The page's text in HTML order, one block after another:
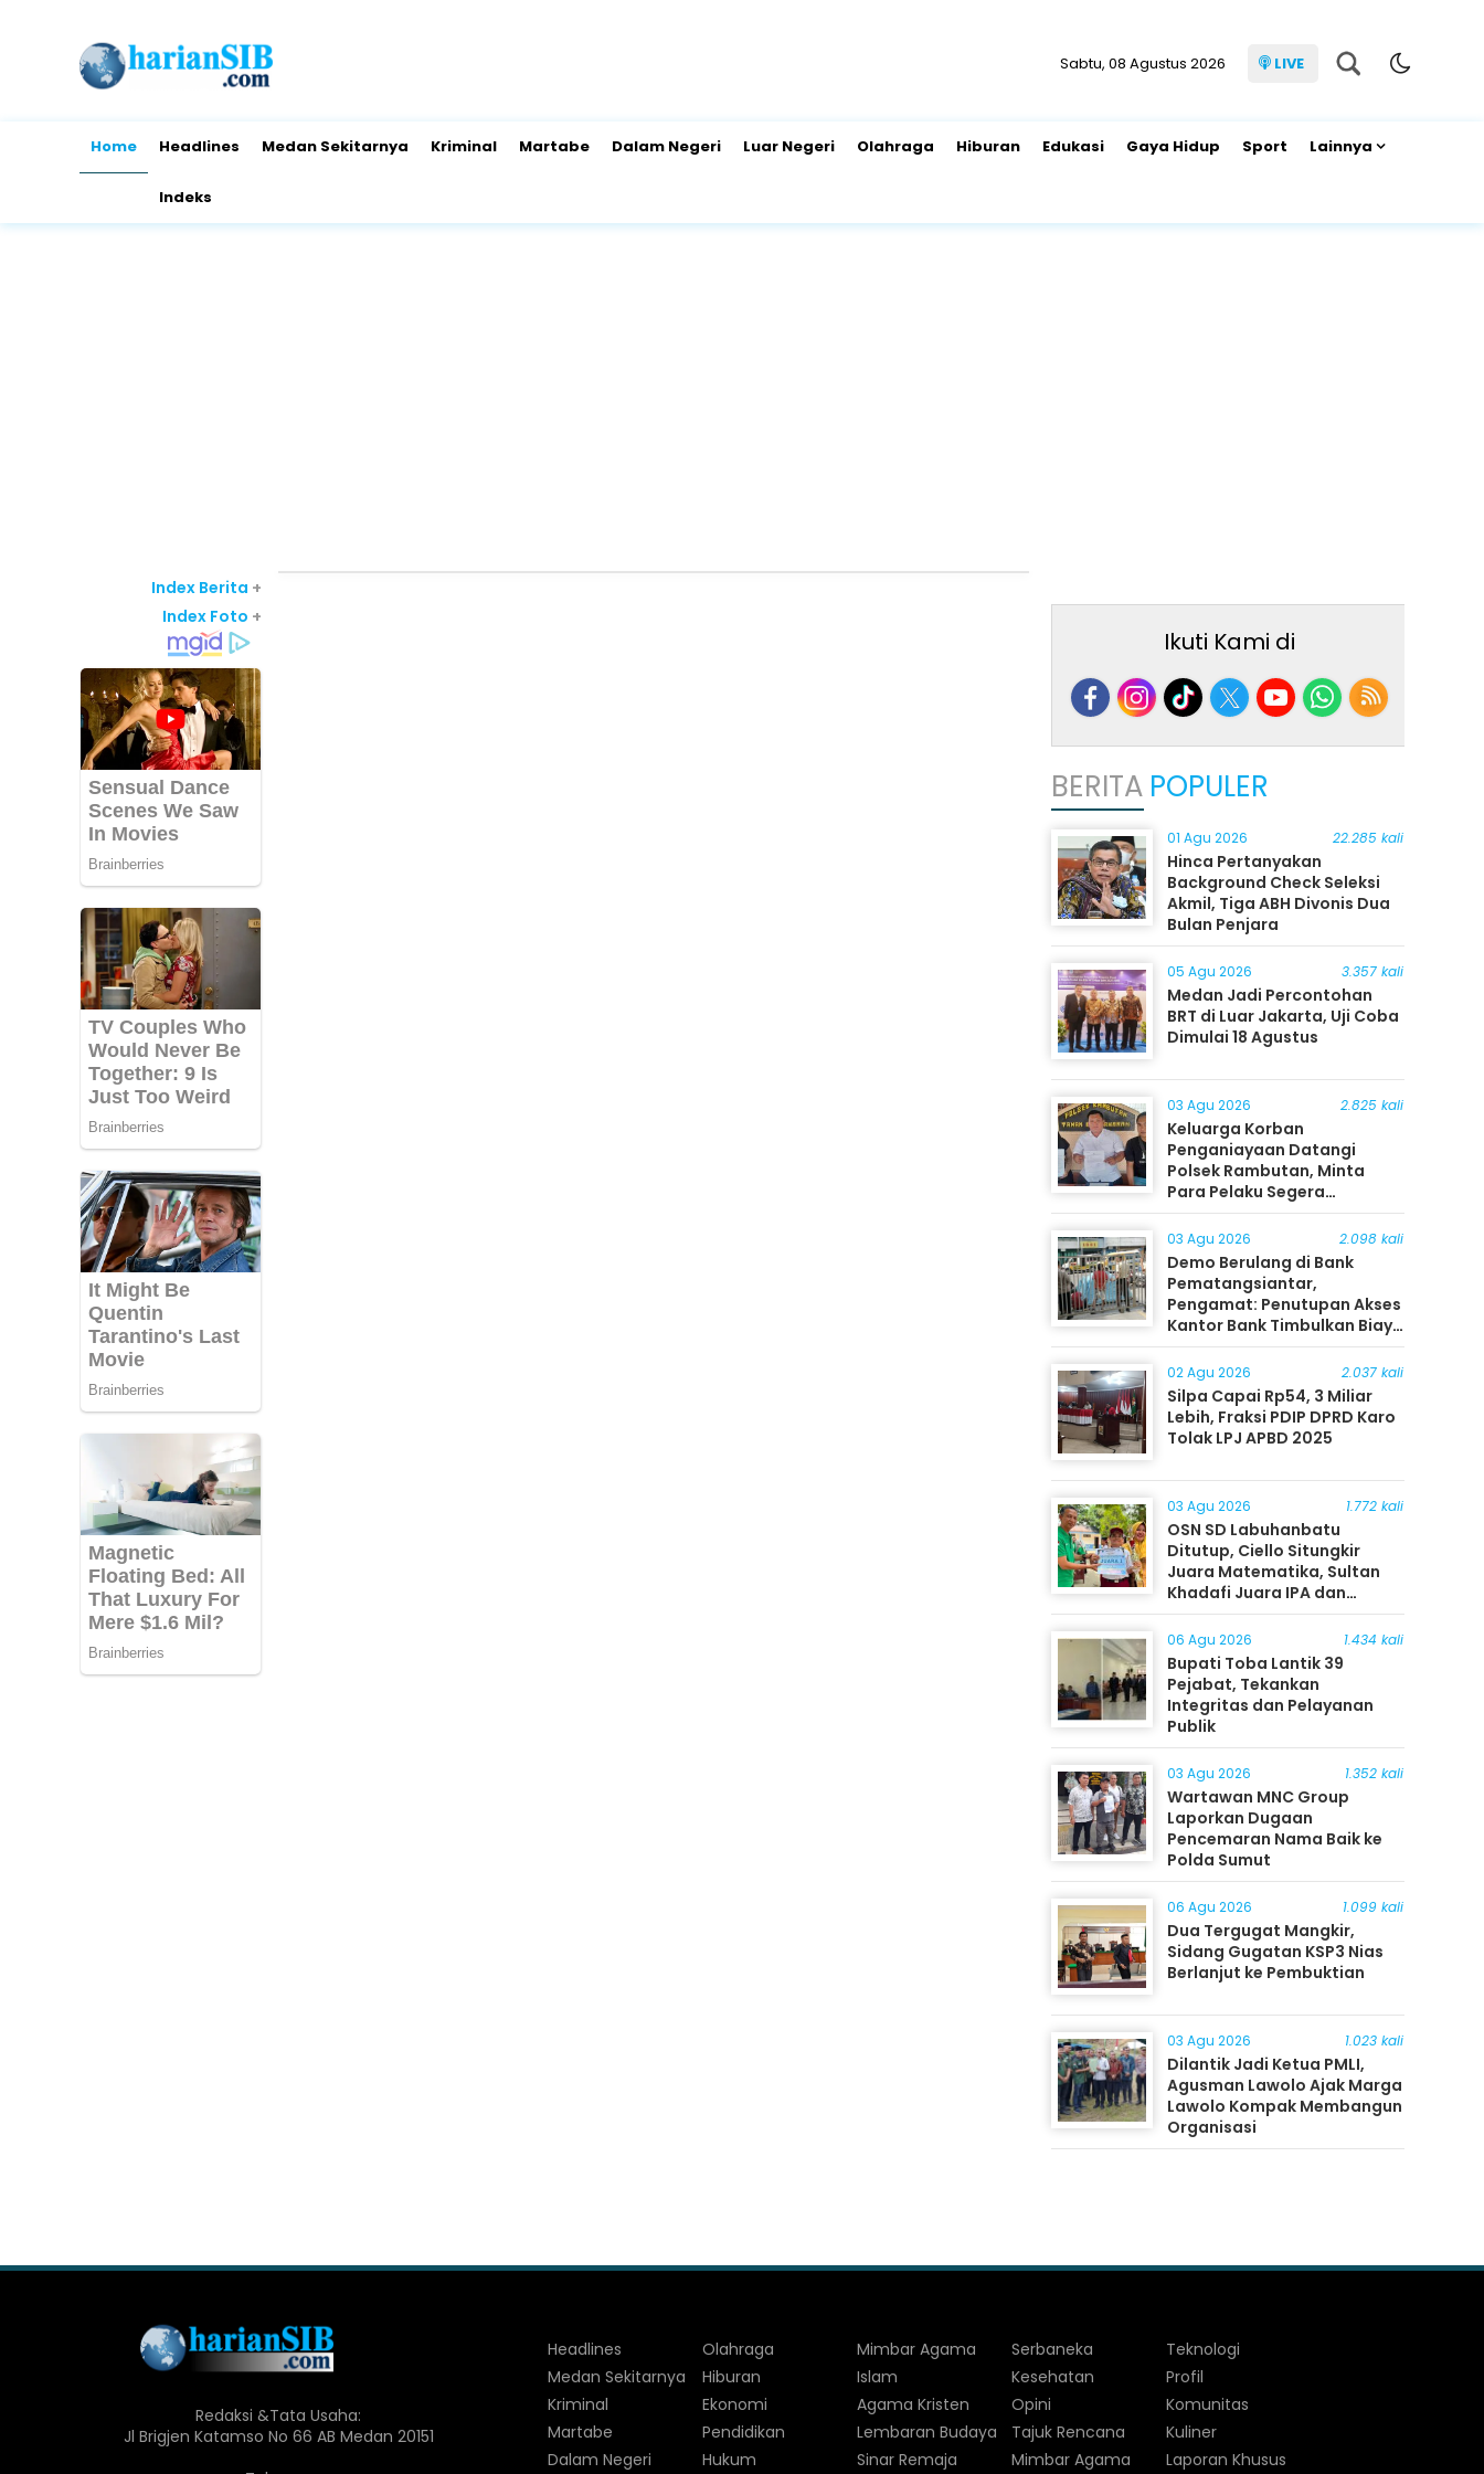
Sabtu, 08 Agustus 2026 LIVE
Home Headlines Medan Sekitarnya Kriminal Martabe Dalam Negeri Luar Negeri Olahraga Hiburan Edukasi Gaya Hidup Sport Lainnya
Indeks
Index Berita +
Index Foto +
Ikuti Kami di
BERITA POPULER
01 Agu 2026 22.285 kali
Hinca Pertanyakan
Background Check Seleksi
Akmil, Tiga ABH Divonis Dua
Bulan Penjara
05 Agu 2026 3.357 kali
Medan Jadi Percontohan
BRT di Luar Jakarta, Uji Coba
Dimulai 18 Agustus
03 Agu 2026 2.825 kali
Keluarga Korban
Penganiayaan Datangi
Polsek Rambutan, Minta
Para Pelaku Segera
Ditangkap
03 Agu 2026 2.098 kali
Demo Berulang di Bank
Pematangsiantar,
Pengamat: Penutupan Akses
Kantor Bank Timbulkan Biaya
Ekonomi bagi Masyarakat
02 Agu 2026 2.037 kali
Silpa Capai Rp54, 3 Miliar
Lebih, Fraksi PDIP DPRD Karo
Tolak LPJ APBD 2025
03 Agu 2026 1.772 kali
OSN SD Labuhanbatu
Ditutup, Ciello Situngkir
Juara Matematika, Sultan
Khadafi Juara IPA dan
Timothy Rangkuti Juara IPS
06 Agu 2026 1.434 kali
Bupati Toba Lantik 39
Pejabat, Tekankan
Integritas dan Pelayanan
Publik
03 Agu 2026 1.352 kali
Wartawan MNC Group
Laporkan Dugaan
Pencemaran Nama Baik ke
Polda Sumut
06 Agu 2026 1.099 kali
Dua Tergugat Mangkir,
Sidang Gugatan KSP3 Nias
Berlanjut ke Pembuktian
03 Agu 2026 1.023 kali
Dilantik Jadi Ketua PMLI,
Agusman Lawolo Ajak Marga
Lawolo Kompak Membangun
Organisasi
Redaksi &Tata Usaha:
Jl Brigjen Katamso No 66 AB Medan 20151
Headlines
Medan Sekitarnya
Kriminal
Martabe
Dalam Negeri
Olahraga
Hiburan
Ekonomi
Pendidikan
Hukum
Mimbar Agama
Islam
Agama Kristen
Lembaran Budaya
Sinar Remaja
Serbaneka
Kesehatan
Opini
Tajuk Rencana
Mimbar Agama
Teknologi
Profil
Komunitas
Kuliner
Laporan Khusus